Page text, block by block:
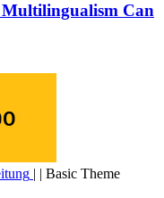
Can
| | Basic Theme